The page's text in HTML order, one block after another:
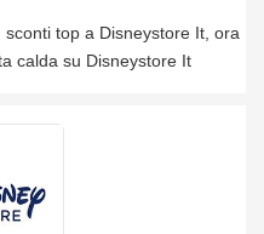
top a Disneystore It, ora
calda su Disneystore It